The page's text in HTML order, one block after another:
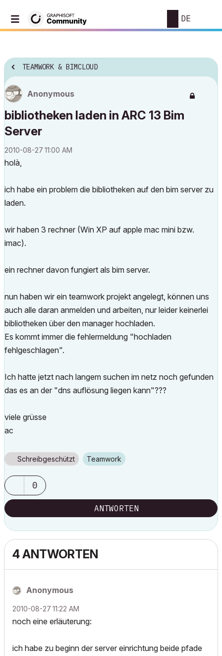
DE
TEAMWORK & BIMCLOUD
Anonymous
bibliotheken laden in ARC 13 Bim
Server
‎2010-08-27 11:00 AM
holà,
ich habe ein problem die bibliotheken auf den bim server zu
laden.
wir haben 3 rechner (Win XP auf apple mac mini bzw.
imac).
ein rechner davon fungiert als bim server.
nun haben wir ein teamwork projekt angelegt, können uns
auch alle daran anmelden und arbeiten, nur leider keinerlei
bibliotheken über den manager hochladen.
Es kommt immer die fehlermeldung "hochladen
fehlgeschlagen".
Ich hatte jetzt nach langem suchen im netz noch gefunden
das es an der "dns auflösung liegen kann"???
viele grüsse
ac
Schreibgeschützt Teamwork
0
ANTWORTEN
4 ANTWORTEN
Anonymous
‎2010-08-27 11:22 AM
noch eine erläuterung:
ich habe zu beginn der server einrichtung beide pfade